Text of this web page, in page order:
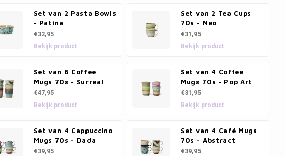
Set van 2 Pasta Bowls
- Patina
€32,95
Bekijk product
Set van 2 Tea Cups
70s - Neo
€31,95
Bekijk product
Set van 6 Coffee
Mugs 70s - Surreal
€47,95
Bekijk product
Set van 4 Coffee
Mugs 70s - Pop Art
€31,95
Bekijk product
Set van 4 Cappuccino
Mugs 70s - Dada
€39,95
Set van 4 Café Mugs
70s - Abstract
€39,95